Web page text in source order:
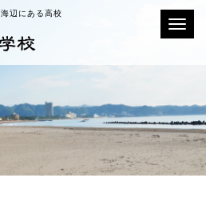
辺にある高校